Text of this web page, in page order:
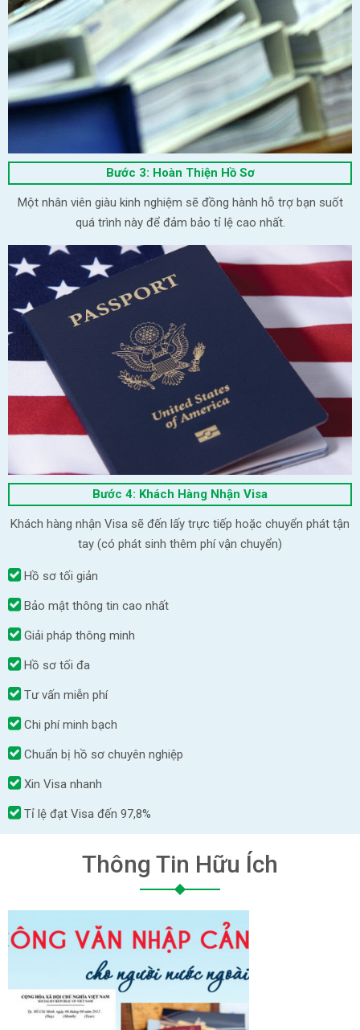
Bước 3: Hoàn Thiện Hồ Sơ
Một nhân viên giàu kinh nghiệm sẽ đồng hành hỗ trợ bạn suốt
quá trình này để đảm bảo tỉ lệ cao nhất.
Bước 4: Khách Hàng Nhận Visa
Khách hàng nhận Visa sẽ đến lấy trực tiếp hoặc chuyển phát tận
tay (có phát sinh thêm phí vận chuyển)
Hồ sơ tối giản
Bảo mật thông tin cao nhất
Giải pháp thông minh
Hồ sơ tối đa
Tư vấn miễn phí
Chi phí minh bạch
Chuẩn bị hồ sơ chuyên nghiệp
Xin Visa nhanh
Tỉ lệ đạt Visa đến 97,8%
Thông Tin Hữu Ích